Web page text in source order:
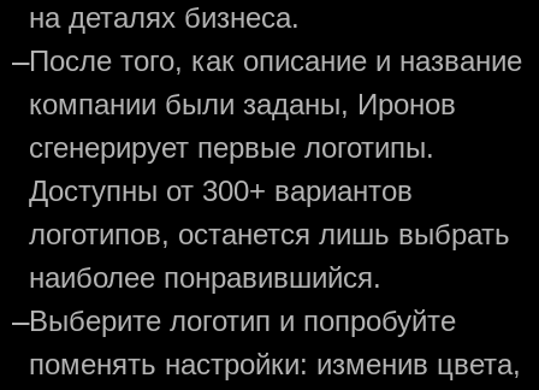
на деталях бизнеса.
—После того, как описание и название
компании были заданы, Иронов
сгенерирует первые логотипы.
Доступны от 300+ вариантов
логотипов, останется лишь выбрать
наиболее понравившийся.
—Выберите логотип и попробуйте
поменять настройки: изменив цвета,